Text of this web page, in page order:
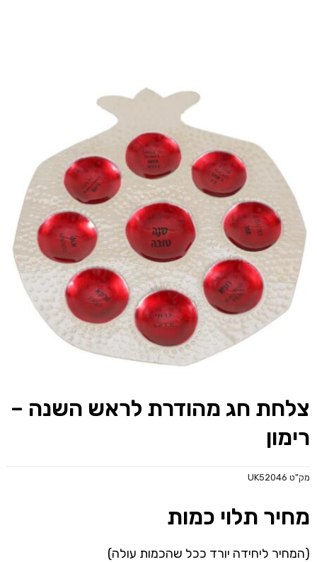
צלחת חג מהודרת לראש השנה –
רימון
מק"ט UK52046
מחיר תלוי כמות
(המחיר ליחידה יורד ככל שהכמות עולה)